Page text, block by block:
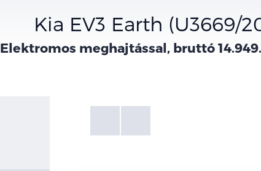
Kia EV3 Earth (U3669/
Elektromos meghajtással, bruttó
Galéria